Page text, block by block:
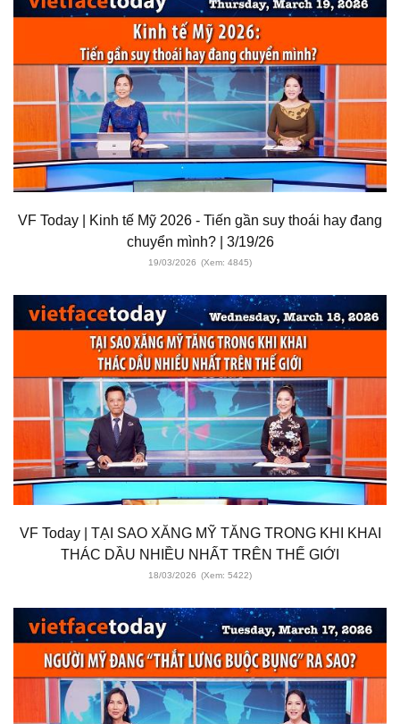
VF Today | Kinh tế Mỹ 2026 - Tiến gần suy thoái hay đang
chuyển mình? | 3/19/26
19/03/2026 (Xem: 4845)
VF Today | TẠI SAO XĂNG MỸ TĂNG TRONG KHI KHAI
THÁC DẦU NHIỀU NHẤT TRÊN THẾ GIỚI
18/03/2026 (Xem: 5422)